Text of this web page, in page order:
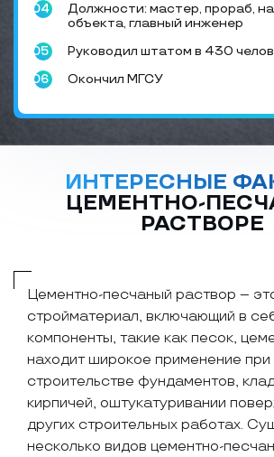
Должности: мастер, прораб,
объекта, главный инженер
Руководил штатом в 430
Окончил МГСУ
ИНТЕРЕСНЫЕ
ЦЕМЕНТНО-
РАСТВОРЕ
Цементно-песчаный раствор –
стройматериал, включающий в
компоненты, такие как песок,
находит широкое применение при
строительстве фундаментов,
кирпичей, оштукатуривании
других строительных работах.
несколько видов цементно-